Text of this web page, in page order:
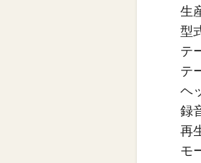
生
型
テ
テ
ヘ
録
再
モ